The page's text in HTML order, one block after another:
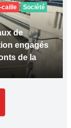
caille
Société
de
engagés
de la